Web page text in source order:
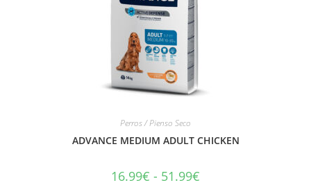
Perros / Pienso Seco
ADVANCE MEDIUM ADULT CHICKEN
16.99€ - 51.99€